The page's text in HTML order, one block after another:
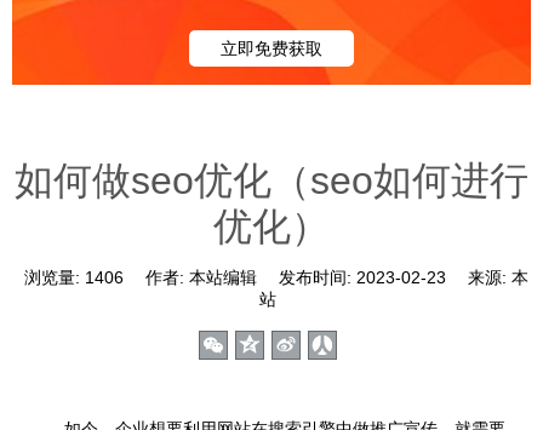
立即免费获取
如何做seo优化（seo如何进行
优化）
浏览量: 1406 作者: 本站编辑 发布时间: 2023-02-23 来源: 本
站